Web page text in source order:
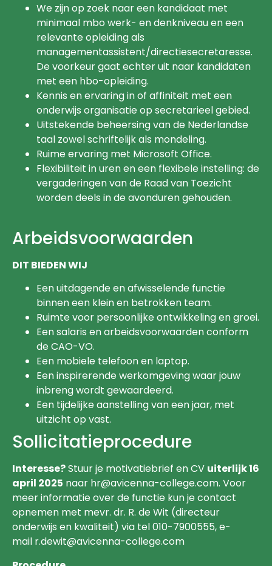
We zijn op zoek naar een kandidaat met
minimaal mbo werk- en denkniveau en een
relevante opleiding als
managementassistent/directiesecretaresse.
De voorkeur gaat echter uit naar kandidaten
met een hbo-opleiding.
Kennis en ervaring in of affiniteit met een
onderwijs organisatie op secretarieel gebied.
Uitstekende beheersing van de Nederlandse
taal zowel schriftelijk als mondeling.
Ruime ervaring met Microsoft Office.
Flexibiliteit in uren en een flexibele instelling: de
vergaderingen van de Raad van Toezicht
worden deels in de avonduren gehouden.
Arbeidsvoorwaarden
DIT BIEDEN WIJ
Een uitdagende en afwisselende functie
binnen een klein en betrokken team.
Ruimte voor persoonlijke ontwikkeling en groei.
Een salaris en arbeidsvoorwaarden conform
de CAO-VO.
Een mobiele telefoon en laptop.
Een inspirerende werkomgeving waar jouw
inbreng wordt gewaardeerd.
Een tijdelijke aanstelling van een jaar, met
uitzicht op vast.
Sollicitatieprocedure
Interesse?Stuur je motivatiebrief en CV uiterlijk 16
april 2025 naar hr@avicenna-college.com. Voor
meer informatie over de functie kun je contact
opnemen met mevr. dr. R. de Wit (directeur
onderwijs en kwaliteit) via tel 010-7900555, e-
mail r.dewit@avicenna-college.com